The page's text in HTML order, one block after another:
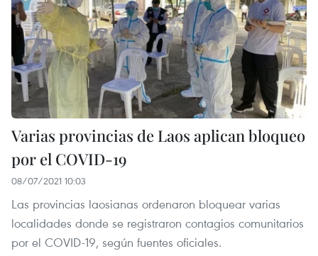
Varias provincias de Laos aplican bloqueo
por el COVID-19
08/07/2021 10:03
Las provincias laosianas ordenaron bloquear varias
localidades donde se registraron contagios comunitarios
por el COVID-19, según fuentes oficiales.